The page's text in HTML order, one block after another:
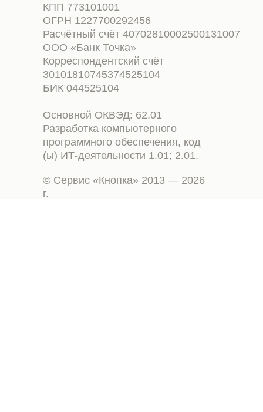
Основной ОКВЭД: 62.01
Разработка компьютерного
программного обеспечения, код
(ы) ИТ-деятельности 1.01; 2.01.
КПП 773101001
ОГРН 1227700292456
Расчётный счёт 40702810002500131007
ООО «Банк Точка»
Корреспондентский счёт
30101810745374525104
БИК 044525104
© Сервис «Кнопка» 2013 — 2026
г.